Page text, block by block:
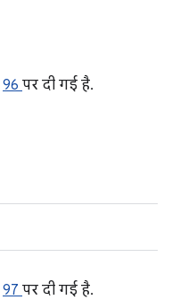
96 पर दी गई है.
97 पर दी गई है.